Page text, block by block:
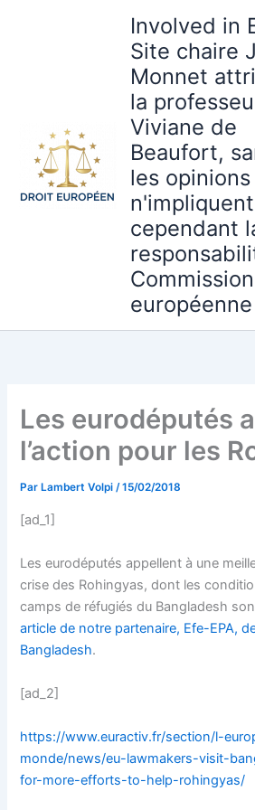
Involved in
Site chaire
Monnet
la
Viviane de
Beaufort,
les
n'impliquent
cependant
Commission
européenne
Les eurodéputés
l’action pour les
Par Lambert Volpi/15/02/2018
[ad_1]
Les eurodéputés appellent à une
crise des Rohingyas, dont les
camps de réfugiés du Bangladesh
article de notre partenaire, Efe-EPA,
Bangladesh.
[ad_2]
https://www.euractiv.fr/section/l-
monde/news/eu-lawmakers-visit-
for-more-efforts-to-help-rohingyas/